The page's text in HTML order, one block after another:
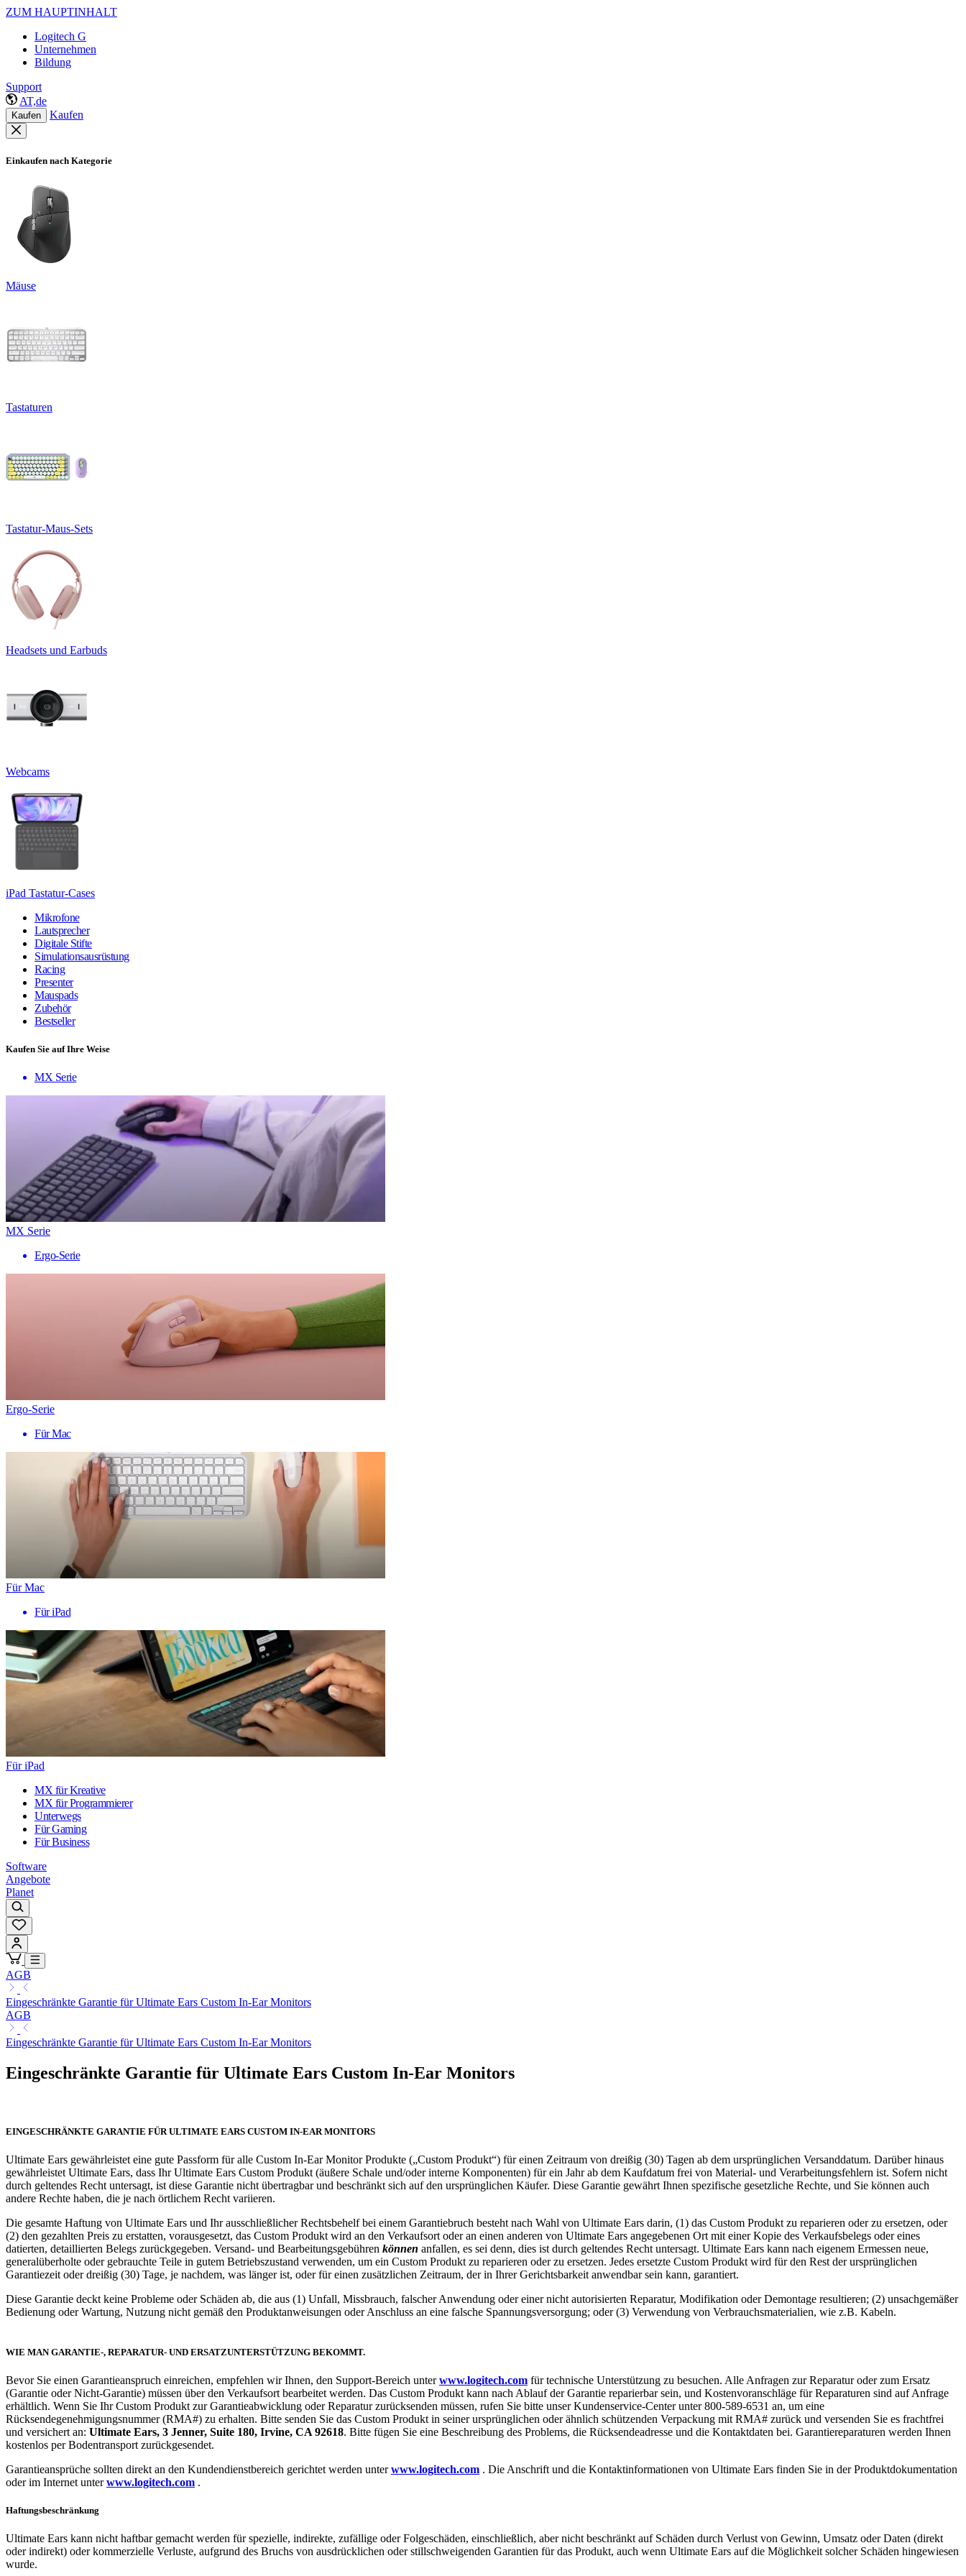
ZUM HAUPTINHALT
Logitech G
Unternehmen
Bildung
Support
AT,de
Kaufen Kaufen
Einkaufen nach Kategorie
Mäuse
Tastaturen
Tastatur-Maus-Sets
Headsets und Earbuds
Webcams
iPad Tastatur-Cases
Mikrofone
Lautsprecher
Digitale Stifte
Simulationsausrüstung
Racing
Presenter
Mauspads
Zubehör
Bestseller
Kaufen Sie auf Ihre Weise
MX Serie
MX Serie
Ergo-Serie
Ergo-Serie
Für Mac
Für Mac
Für iPad
Für iPad
MX für Kreative
MX für Programmierer
Unterwegs
Für Gaming
Für Business
Software
Angebote
Planet
AGB
Eingeschränkte Garantie für Ultimate Ears Custom In-Ear Monitors
AGB
Eingeschränkte Garantie für Ultimate Ears Custom In-Ear Monitors
Eingeschränkte Garantie für Ultimate Ears Custom In-Ear Monitors
EINGESCHRÄNKTE GARANTIE FÜR ULTIMATE EARS CUSTOM IN-EAR MONITORS
Ultimate Ears gewährleistet eine gute Passform für alle Custom In-Ear Monitor Produkte („Custom Produkt“) für einen Zeitraum von dreißig (30) Tagen ab dem ursprünglichen Versanddatum. Darüber hinaus
gewährleistet Ultimate Ears, dass Ihr Ultimate Ears Custom Produkt (äußere Schale und/oder interne Komponenten) für ein Jahr ab dem Kaufdatum frei von Material- und Verarbeitungsfehlern ist. Sofern nicht
durch geltendes Recht untersagt, ist diese Garantie nicht übertragbar und beschränkt sich auf den ursprünglichen Käufer. Diese Garantie gewährt Ihnen spezifische gesetzliche Rechte, und Sie können auch
andere Rechte haben, die je nach örtlichem Recht variieren.
Die gesamte Haftung von Ultimate Ears und Ihr ausschließlicher Rechtsbehelf bei einem Garantiebruch besteht nach Wahl von Ultimate Ears darin, (1) das Custom Produkt zu reparieren oder zu ersetzen, oder
(2) den gezahlten Preis zu erstatten, vorausgesetzt, das Custom Produkt wird an den Verkaufsort oder an einen anderen von Ultimate Ears angegebenen Ort mit einer Kopie des Verkaufsbelegs oder eines
datierten, detaillierten Belegs zurückgegeben. Versand- und Bearbeitungsgebühren können anfallen, es sei denn, dies ist durch geltendes Recht untersagt. Ultimate Ears kann nach eigenem Ermessen neue,
generalüberholte oder gebrauchte Teile in gutem Betriebszustand verwenden, um ein Custom Produkt zu reparieren oder zu ersetzen. Jedes ersetzte Custom Produkt wird für den Rest der ursprünglichen
Garantiezeit oder dreißig (30) Tage, je nachdem, was länger ist, oder für einen zusätzlichen Zeitraum, der in Ihrer Gerichtsbarkeit anwendbar sein kann, garantiert.
Diese Garantie deckt keine Probleme oder Schäden ab, die aus (1) Unfall, Missbrauch, falscher Anwendung oder einer nicht autorisierten Reparatur, Modifikation oder Demontage resultieren; (2) unsachgemäßer
Bedienung oder Wartung, Nutzung nicht gemäß den Produktanweisungen oder Anschluss an eine falsche Spannungsversorgung; oder (3) Verwendung von Verbrauchsmaterialien, wie z.B. Kabeln.
WIE MAN GARANTIE-, REPARATUR- UND ERSATZUNTERSTÜTZUNG BEKOMMT.
Bevor Sie einen Garantieanspruch einreichen, empfehlen wir Ihnen, den Support-Bereich unterwww.logitech.com für technische Unterstützung zu besuchen. Alle Anfragen zur Reparatur oder zum Ersatz
(Garantie oder Nicht-Garantie) müssen über den Verkaufsort bearbeitet werden. Das Custom Produkt kann nach Ablauf der Garantie reparierbar sein, und Kostenvoranschläge für Reparaturen sind auf Anfrage
erhältlich. Wenn Sie Ihr Custom Produkt zur Garantieabwicklung oder Reparatur zurücksenden müssen, rufen Sie bitte unser Kundenservice-Center unter 800-589-6531 an, um eine
Rücksendegenehmigungsnummer (RMA#) zu erhalten. Bitte senden Sie das Custom Produkt in seiner ursprünglichen oder ähnlich schützenden Verpackung mit RMA# zurück und versenden Sie es frachtfrei
und versichert an: Ultimate Ears, 3 Jenner, Suite 180, Irvine, CA 92618. Bitte fügen Sie eine Beschreibung des Problems, die Rücksendeadresse und die Kontaktdaten bei. Garantiereparaturen werden Ihnen
kostenlos per Bodentransport zurückgesendet.
Garantieansprüche sollten direkt an den Kundendienstbereich gerichtet werden unterwww.logitech.com . Die Anschrift und die Kontaktinformationen von Ultimate Ears finden Sie in der Produktdokumentation
oder im Internet unterwww.logitech.com .
Haftungsbeschränkung
Ultimate Ears kann nicht haftbar gemacht werden für spezielle, indirekte, zufällige oder Folgeschäden, einschließlich, aber nicht beschränkt auf Schäden durch Verlust von Gewinn, Umsatz oder Daten (direkt
oder indirekt) oder kommerzielle Verluste, aufgrund des Bruchs von ausdrücklichen oder stillschweigenden Garantien für das Produkt, auch wenn Ultimate Ears auf die Möglichkeit solcher Schäden hingewiesen
wurde.